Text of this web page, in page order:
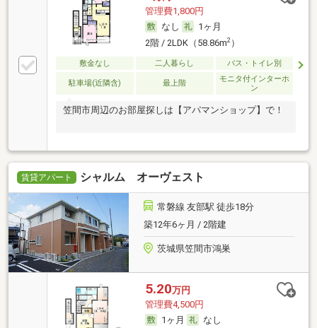
管理費1,800円
なし
1ヶ月
2階 / 2LDK（58.86m2）
敷金なし 二人暮らし バス・トイレ別
駐車場(近隣含) 最上階
モニタ付インターホ
ン
笠間市周辺のお部屋探しは【アパマンショップ】で！
賃貸アパート シャルム オーヴェスト
常磐線 友部駅 徒歩18分
築12年6ヶ月 / 2階建
茨城県笠間市鴻巣
5.20万円
管理費4,500円
1ヶ月
なし